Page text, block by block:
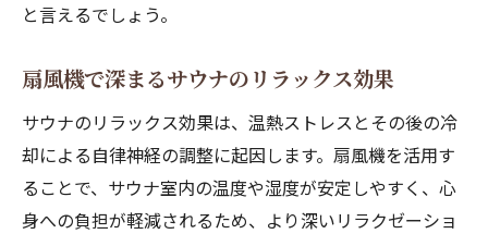
と言えるでしょう。
扇風機で深まるサウナのリラックス効果
サウナのリラックス効果は、温熱ストレスとその後の冷
却による自律神経の調整に起因します。扇風機を活用す
ることで、サウナ室内の温度や湿度が安定しやすく、心
身への負担が軽減されるため、より深いリラクゼーショ